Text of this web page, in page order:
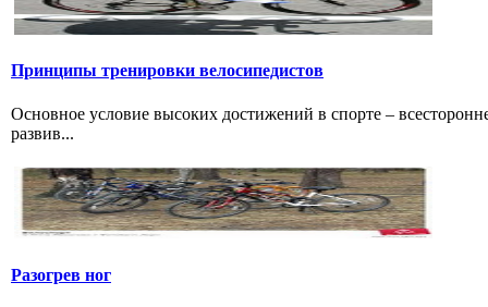
Принципы тренировки велосипедистов
Основное условие высоких достижений в спорте –
развив...
Разогрев ног